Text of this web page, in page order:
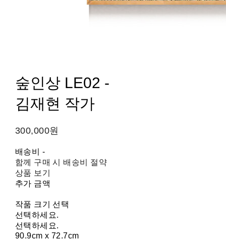
숲인상 LE02 -
김재현 작가
300,000원
배송비 -
함께 구매 시 배송비 절약
상품 보기
추가 금액
작품 크기 선택
선택하세요.
선택하세요.
90.9cm x 72.7cm